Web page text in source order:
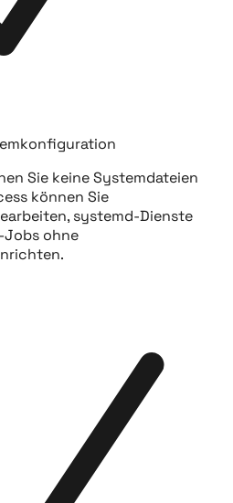
Sie keine Systemdateien
können Sie
systemd-Dienste
Jobs ohne